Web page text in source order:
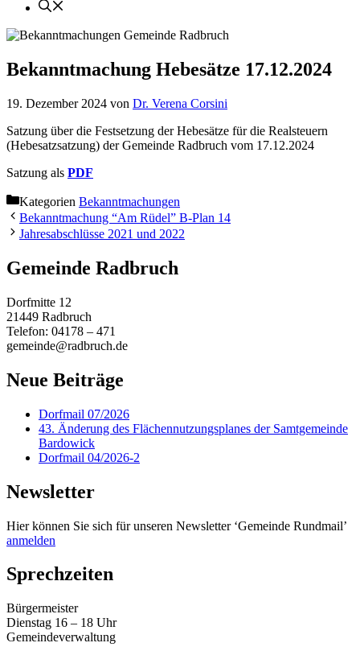
Bekanntmachung Hebesätze 17.12.2024
19. Dezember 2024 von Dr. Verena Corsini
Satzung über die Festsetzung der Hebesätze für die Realsteuern
(Hebesatzsatzung) der Gemeinde Radbruch vom 17.12.2024
Satzung als PDF
Kategorien Bekanntmachungen
Bekanntmachung “Am Rüdel” B-Plan 14
Jahresabschlüsse 2021 und 2022
Gemeinde Radbruch
Dorfmitte 12
21449 Radbruch
Telefon: 04178 – 471
gemeinde@radbruch.de
Neue Beiträge
Dorfmail 07/2026
43. Änderung des Flächennutzungsplanes der Samtgemeinde
Bardowick
Dorfmail 04/2026-2
Newsletter
Hier können Sie sich für unseren Newsletter ‘Gemeinde Rundmail’
anmelden
Sprechzeiten
Bürgermeister
Dienstag 16 – 18 Uhr
Gemeindeverwaltung